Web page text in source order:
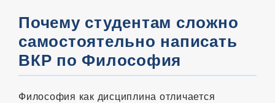
Почему студентам сложно
самостоятельно написать
ВКР по Философия
Философия как дисциплина отличается